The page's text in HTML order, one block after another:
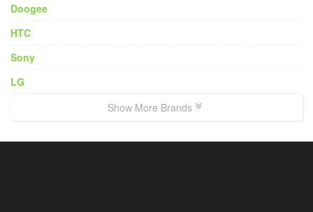
Doogee
HTC
Sony
LG
Show More Brands